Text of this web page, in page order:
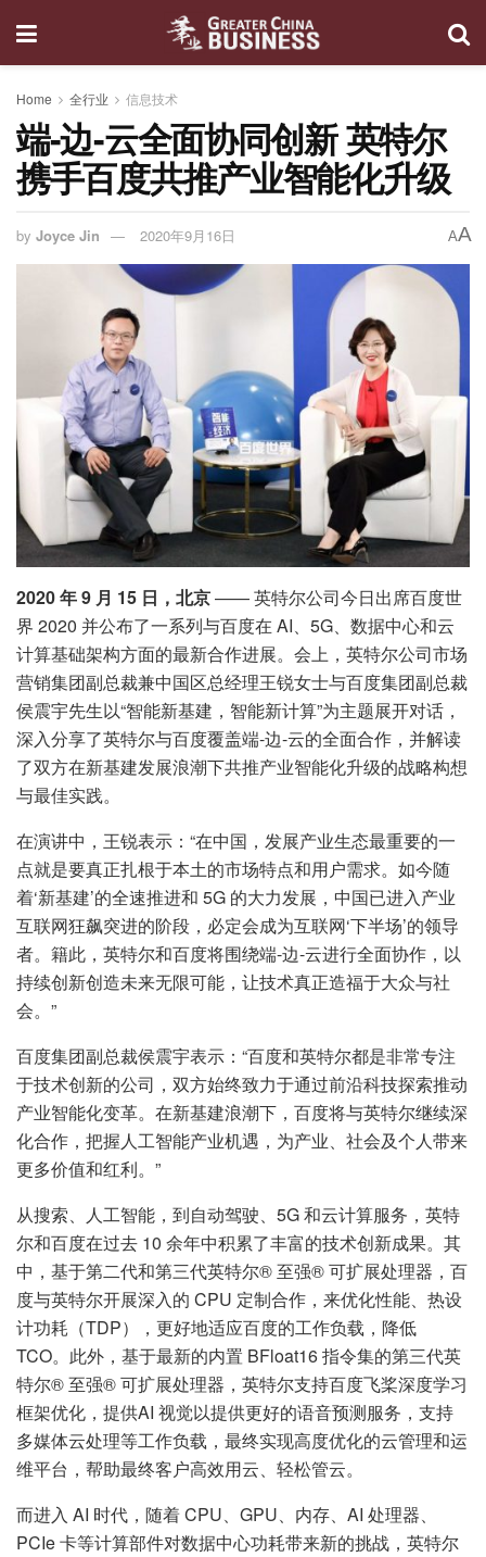
Home 全行业 信息技术
端-边-云全面协同创新 英特尔
携手百度共推产业智能化升级
by Joyce Jin 2020年9月16日 AA
2020 年 9 月 15 日，北京—— 英特尔公司今日出席百度世
界 2020 并公布了一系列与百度在 AI、5G、数据中心和云
计算基础架构方面的最新合作进展。会上，英特尔公司市场
营销集团副总裁兼中国区总经理王锐女士与百度集团副总裁
侯震宇先生以“智能新基建，智能新计算”为主题展开对话，
深入分享了英特尔与百度覆盖端-边-云的全面合作，并解读
了双方在新基建发展浪潮下共推产业智能化升级的战略构想
与最佳实践。
在演讲中，王锐表示：“在中国，发展产业生态最重要的一
点就是要真正扎根于本土的市场特点和用户需求。如今随
着‘新基建’的全速推进和 5G 的大力发展，中国已进入产业
互联网狂飙突进的阶段，必定会成为互联网‘下半场’的领导
者。籍此，英特尔和百度将围绕端-边-云进行全面协作，以
持续创新创造未来无限可能，让技术真正造福于大众与社
会。”
百度集团副总裁侯震宇表示：“百度和英特尔都是非常专注
于技术创新的公司，双方始终致力于通过前沿科技探索推动
产业智能化变革。在新基建浪潮下，百度将与英特尔继续深
化合作，把握人工智能产业机遇，为产业、社会及个人带来
更多价值和红利。”
从搜索、人工智能，到自动驾驶、5G 和云计算服务，英特
尔和百度在过去 10 余年中积累了丰富的技术创新成果。其
中，基于第二代和第三代英特尔® 至强® 可扩展处理器，百
度与英特尔开展深入的 CPU 定制合作，来优化性能、热设
计功耗（TDP），更好地适应百度的工作负载，降低
TCO。此外，基于最新的内置 BFloat16 指令集的第三代英
特尔® 至强® 可扩展处理器，英特尔支持百度飞桨深度学习
框架优化，提供AI 视觉以提供更好的语音预测服务，支持
多媒体云处理等工作负载，最终实现高度优化的云管理和运
维平台，帮助最终客户高效用云、轻松管云。
而进入 AI 时代，随着 CPU、GPU、内存、AI 处理器、
PCIe 卡等计算部件对数据中心功耗带来新的挑战，英特尔